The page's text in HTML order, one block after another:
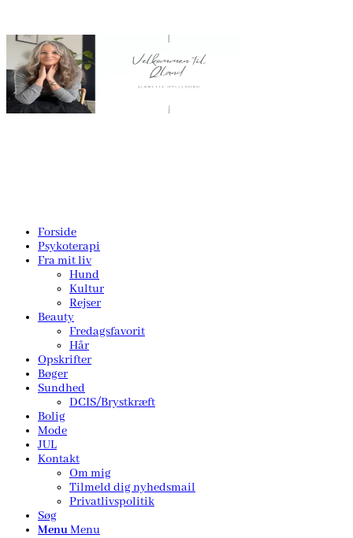
Forside
Psykoterapi
Fra mit liv
Hund
Kultur
Rejser
Beauty
Fredagsfavorit
Hår
Opskrifter
Bøger
Sundhed
DCIS/Brystkræft
Bolig
Mode
JUL
Kontakt
Om mig
Tilmeld dig nyhedsmail
Privatlivspolitik
Søg
MenuMenu